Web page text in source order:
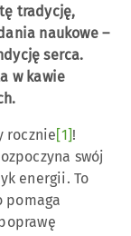
tradycję,
naukowe –
serca.
w kawie
rocznie[1]!
swój
energii. To
pomaga